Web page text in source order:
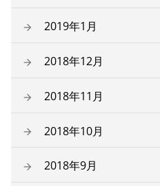
2019年1月
2018年12月
2018年11月
2018年10月
2018年9月